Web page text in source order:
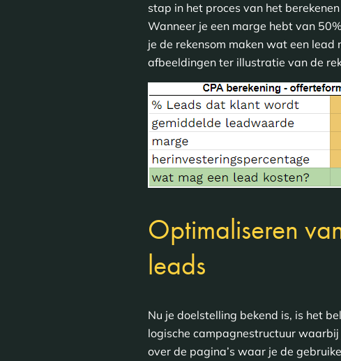
stap in het proces van het
Wanneer je een marge hebt van
je de rekensom maken wat een
afbeeldingen ter illustratie van de
Optimaliseren
leads
Nu je doelstelling bekend is, is het
logische campagnestructuur
over de pagina’s waar je de